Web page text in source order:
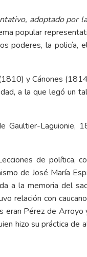
adoptado por
popular
poderes, la policía,
y Cánones
a la que legó un
Gaultier-Laguionie,
de política,
de José María
a la memoria del
relación con
Pérez de Arroyo
hizo su práctica de